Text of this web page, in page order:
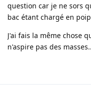
question car je ne sors
bac étant chargé en
J'ai fais la même chose
n'aspire pas des